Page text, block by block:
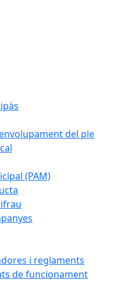
del ple
(PAM)
i reglaments
de funcionament